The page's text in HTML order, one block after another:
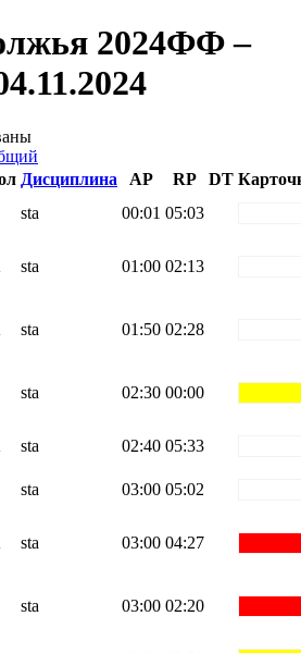
2024ФФ –
Дисциплина AP RP DT
sta 00:01 05:03
sta 01:00 02:13
sta 01:50 02:28
sta 02:30 00:00
sta 02:40 05:33
sta 03:00 05:02
sta 03:00 04:27
sta 03:00 02:20